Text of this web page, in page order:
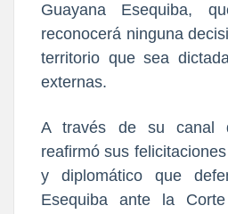
Guayana Esequiba,
reconocerá ninguna
territorio que sea
externas.
A través de su canal
reafirmó sus
y diplomático que
Esequiba ante la